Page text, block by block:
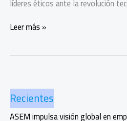
líderes éticos ante la revolución
Humanidades
para
el
futuro
Leer más »
Recientes
ASEM impulsa visión global en